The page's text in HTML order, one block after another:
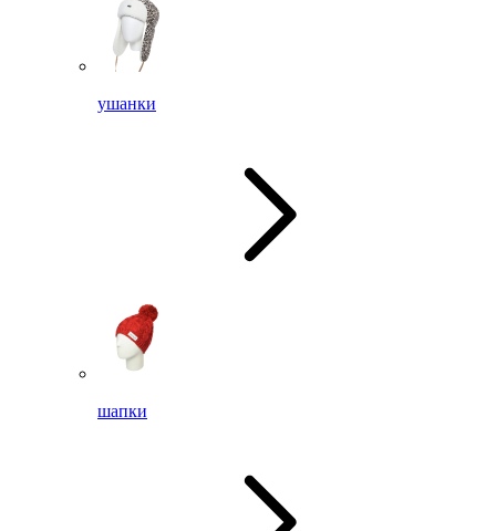
ушанки
шапки